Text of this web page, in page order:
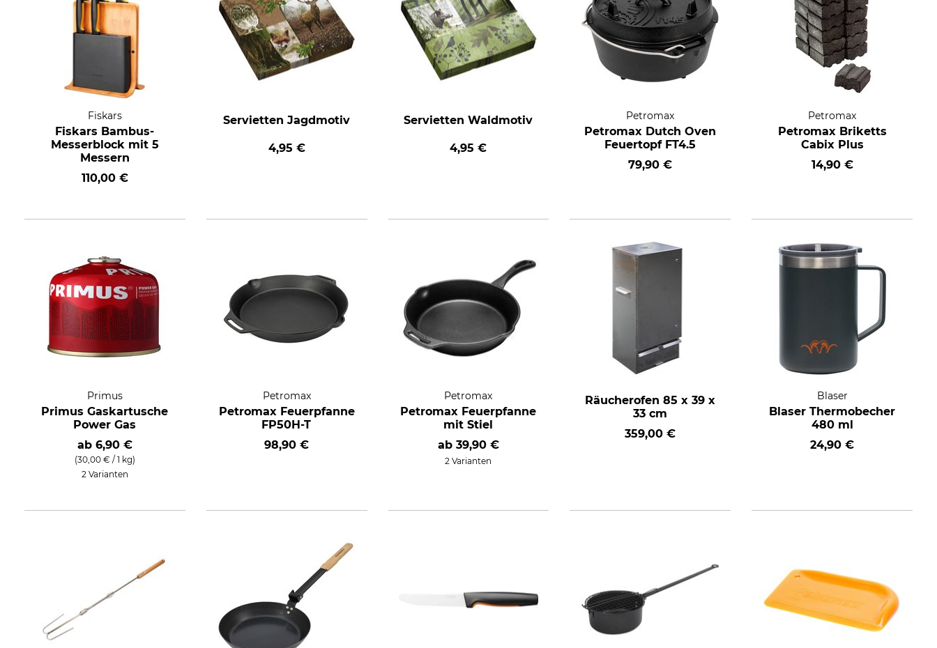
Fiskars
Fiskars Bambus-
Messerblock mit 5
Messern
110,00 €
Servietten Jagdmotiv
4,95 €
Servietten Waldmotiv
4,95 €
Petromax
Petromax Dutch Oven
Feuertopf FT4.5
79,90 €
Petromax
Petromax Briketts
Cabix Plus
14,90 €
Primus
Primus Gaskartusche
Power Gas
ab 6,90 €
(30,00 € / 1 kg)
2 Varianten
Petromax
Petromax Feuerpfanne
FP50H-T
98,90 €
Petromax
Petromax Feuerpfanne
mit Stiel
ab 39,90 €
2 Varianten
Räucherofen 85 x 39 x
33 cm
359,00 €
Blaser
Blaser Thermobecher
480 ml
24,90 €